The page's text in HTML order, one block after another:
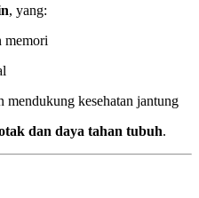
, yang:
memori
mendukung kesehatan jantung
dan daya tahan tubuh.